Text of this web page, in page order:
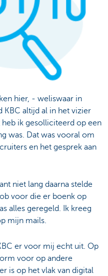
hier, - weliswaar in
KBC altijd al in het vizier
ik gesolliciteerd op een
was. Dat was vooral om
en het gesprek aan
niet lang daarna stelde
voor die er boenk op
alles geregeld. Ik kreeg
mijn mails.
er voor mij echt uit. Op
voor op andere
is op het vlak van digital